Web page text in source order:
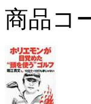
商品コ